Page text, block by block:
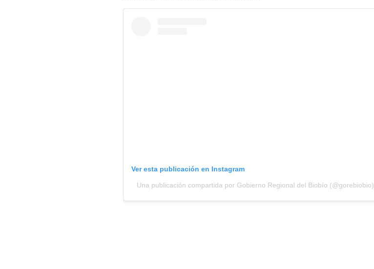
Ver esta publicación en Instagram
Una publicación compartida por Gobierno Regional del Biobío (@gorebiobio)